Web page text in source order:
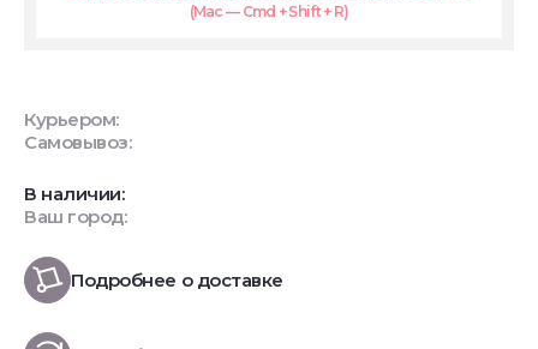
(Mac — Cmd + Shift + R)
Курьером:
Самовывоз:
В наличии:
Ваш город:
Подробнее о доставке